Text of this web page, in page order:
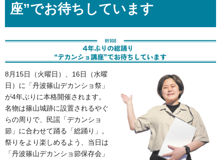
座”でお待ちしています
8月15日（火曜日）、16日（水曜
日）に「丹波篠山デカンショ祭」
が4年ぶりに本格開催されます。
名物は篠山城跡に設置されるやぐ
らの周りで、民謡「デカンショ
節」に合わせて踊る「総踊り」。
祭りをより楽しめるよう、当日は
「丹波篠山デカンショ節保存会」